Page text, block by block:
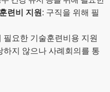
련비 지원 : 구직을 위해 필
필요한 기술훈련비용 지원
하지 않으나 사례회의를 통